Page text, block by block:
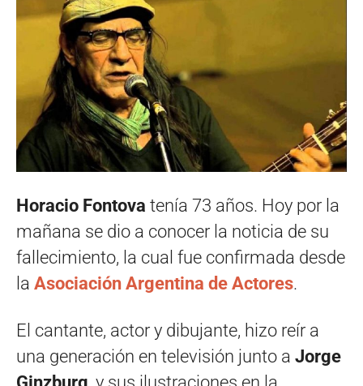
Horacio Fontova tenía 73 años. Hoy por la
mañana se dio a conocer la noticia de su
fallecimiento, la cual fue confirmada desde
la Asociación Argentina de Actores.
El cantante, actor y dibujante, hizo reír a
una generación en televisión junto a Jorge